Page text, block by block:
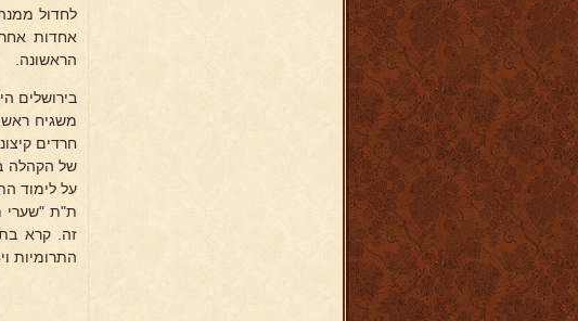
לחדול
אחדות
הראשונה.
בירושלים
משגיח
חרדים
של הקהלה
על לימוד
ת"ת "שערי
זה. קרא
התרומיות